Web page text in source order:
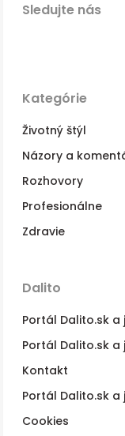
Kategórie
Životný štýl
Názory a
Rozhovory
Profesionálne
Zdravie
Dalito
Portál Dalito.sk
Portál Dalito.sk
Kontakt
Portál Dalito.sk
Cookies
Sledujte nás